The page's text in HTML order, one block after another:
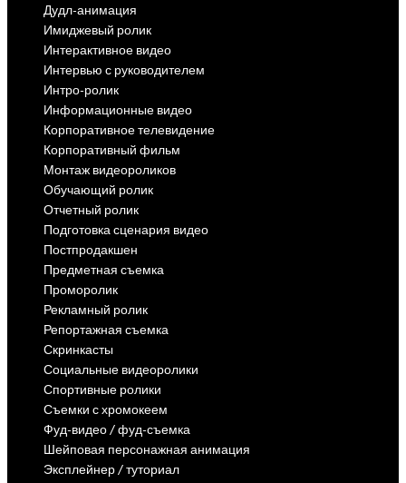
Дудл-анимация
Имиджевый ролик
Интерактивное видео
Интервью с руководителем
Интро-ролик
Информационные видео
Корпоративное телевидение
Корпоративный фильм
Монтаж видеороликов
Обучающий ролик
Отчетный ролик
Подготовка сценария видео
Постпродакшен
Предметная съемка
Проморолик
Рекламный ролик
Репортажная съемка
Скринкасты
Социальные видеоролики
Спортивные ролики
Съемки с хромокеем
Фуд-видео / фуд-съемка
Шейповая персонажная анимация
Эксплейнер / туториал